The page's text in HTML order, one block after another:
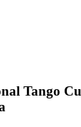
Tango